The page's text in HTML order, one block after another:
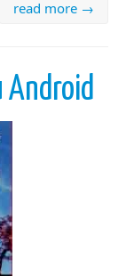
read more →
Android